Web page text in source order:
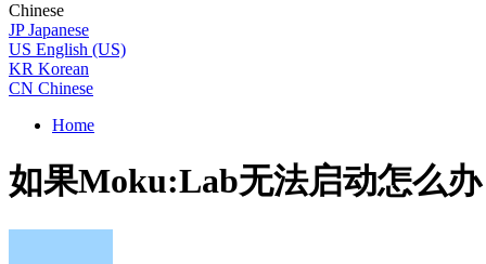
Chinese
JP Japanese
US English (US)
KR Korean
CN Chinese
Home
如果Moku:Lab无法启动怎么